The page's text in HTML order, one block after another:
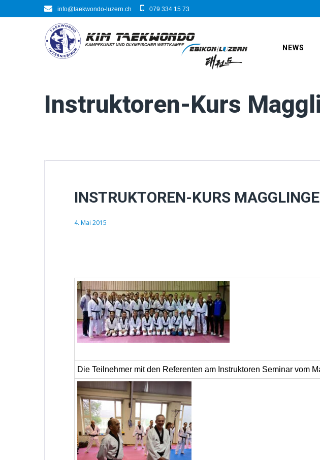
to
info@taekwondo-luzern.ch 079 334 15 73
NEWS
Instruktoren-Kurs
INSTRUKTOREN-KURS
4. Mai 2015
Die Teilnehmer mit den Referenten am Instruktoren Seminar vom